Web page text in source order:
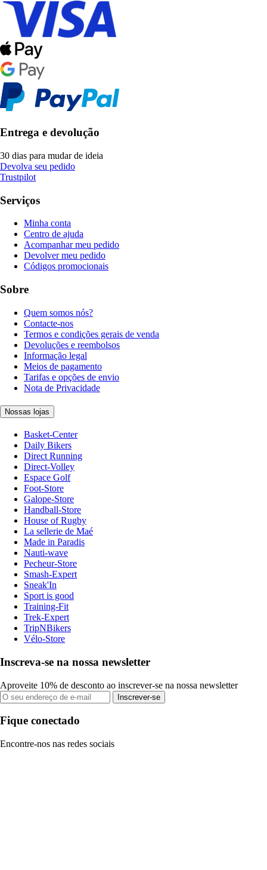
Entrega e devolução
30 dias para mudar de ideia
Devolva seu pedido
Trustpilot
Serviços
Minha conta
Centro de ajuda
Acompanhar meu pedido
Devolver meu pedido
Códigos promocionais
Sobre
Quem somos nós?
Contacte-nos
Termos e condições gerais de venda
Devoluções e reembolsos
Informação legal
Meios de pagamento
Tarifas e opções de envio
Nota de Privacidade
Nossas lojas
Basket-Center
Daily Bikers
Direct Running
Direct-Volley
Espace Golf
Foot-Store
Galope-Store
Handball-Store
House of Rugby
La sellerie de Maé
Made in Paradis
Nauti-wave
Pecheur-Store
Smash-Expert
Sneak'In
Sport is good
Training-Fit
Trek-Expert
TripNBikers
Vélo-Store
Inscreva-se na nossa newsletter
Aproveite 10% de desconto ao inscrever-se na nossa newsletter
Inscrever-se
Fique conectado
Encontre-nos nas redes sociais